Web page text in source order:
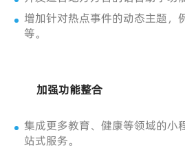
增加针对热点事件的动态主题，
等。
加强功能整合
集成更多教育、健康等领域的小
站式服务。